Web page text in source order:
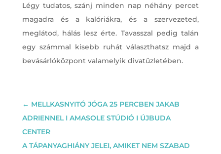
Légy tudatos, szánj minden nap néhány percet
magadra és a kalóriákra, és a szervezeted,
meglátod, hálás lesz érte. Tavasszal pedig talán
egy számmal kisebb ruhát választhatsz majd a
bevásárlóközpont valamelyik divatüzletében.
← MELLKASNYITÓ JÓGA 25 PERCBEN JAKAB
ADRIENNEL I AMASOLE STÚDIÓ I ÚJBUDA
CENTER
A TÁPANYAGHIÁNY JELEI, AMIKET NEM SZABAD